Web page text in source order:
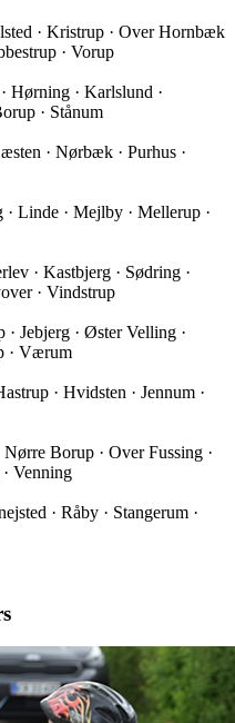
· Kristrup · Over Hornbæk
· Vorup
Hørning · Karlslund ·
· Stånum
· Nørbæk · Purhus ·
Linde · Mejlby · Mellerup ·
· Kastbjerg · Sødring ·
· Vindstrup
· Jebjerg · Øster Velling ·
· Værum
· Hvidsten · Jennum ·
Borup · Over Fussing ·
Venning
· Råby · Stangerum ·